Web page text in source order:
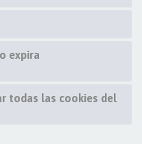
expira
todas las cookies del